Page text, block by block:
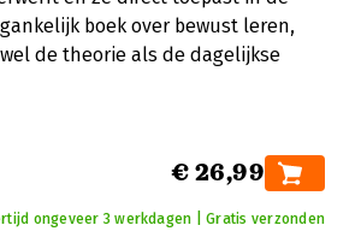
boek over bewust leren,
de theorie als de dagelijkse
€ 26,99
ongeveer 3 werkdagen | Gratis verzonden